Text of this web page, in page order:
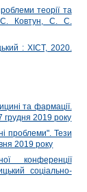
теорії та
С. Ковтун, С. С.
: ХІСТ, 2020.
та фармації.
грудня 2019 року
проблеми". Тези
2019 року
конференції
соціально-